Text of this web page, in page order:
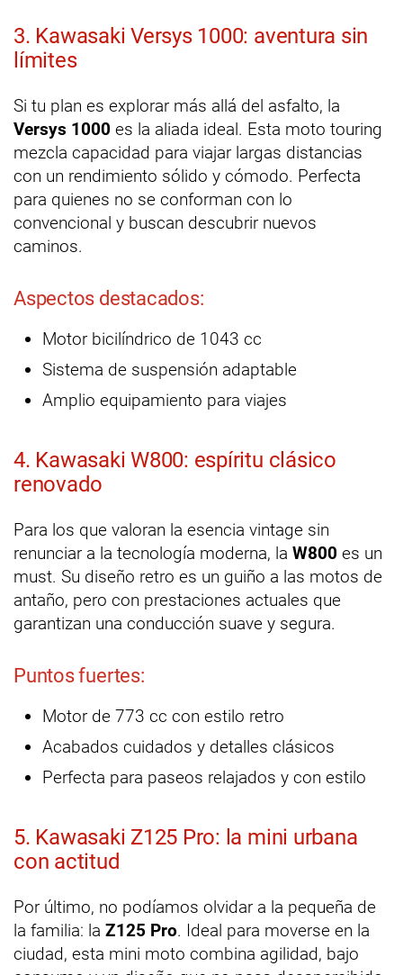
3. Kawasaki Versys 1000: aventura sin
límites
Si tu plan es explorar más allá del asfalto, la
Versys 1000 es la aliada ideal. Esta moto touring
mezcla capacidad para viajar largas distancias
con un rendimiento sólido y cómodo. Perfecta
para quienes no se conforman con lo
convencional y buscan descubrir nuevos
caminos.
Aspectos destacados:
Motor bicilíndrico de 1043 cc
Sistema de suspensión adaptable
Amplio equipamiento para viajes
4. Kawasaki W800: espíritu clásico
renovado
Para los que valoran la esencia vintage sin
renunciar a la tecnología moderna, la W800 es un
must. Su diseño retro es un guiño a las motos de
antaño, pero con prestaciones actuales que
garantizan una conducción suave y segura.
Puntos fuertes:
Motor de 773 cc con estilo retro
Acabados cuidados y detalles clásicos
Perfecta para paseos relajados y con estilo
5. Kawasaki Z125 Pro: la mini urbana
con actitud
Por último, no podíamos olvidar a la pequeña de
la familia: la Z125 Pro. Ideal para moverse en la
ciudad, esta mini moto combina agilidad, bajo